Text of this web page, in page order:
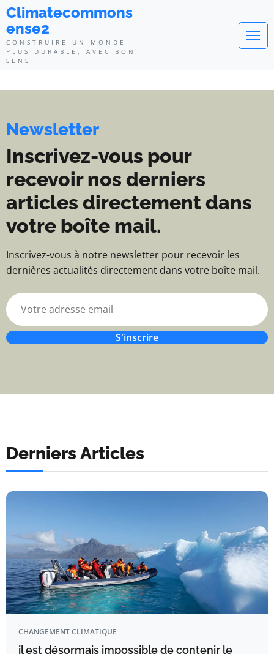
Climatecommonsense2 -
Climatecommons
ense2
CONSTRUIRE UN MONDE
PLUS DURABLE, AVEC BON
SENS
Newsletter
Inscrivez-vous pour
recevoir nos derniers
articles directement dans
votre boîte mail.
Inscrivez-vous à notre newsletter pour recevoir les
dernières actualités directement dans votre boîte mail.
S'inscrire
Derniers Articles
CHANGEMENT CLIMATIQUE
il est désormais impossible de contenir le